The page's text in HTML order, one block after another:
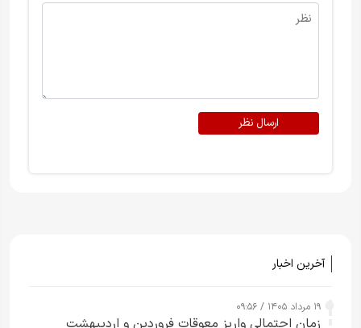
ارسال نظر
آخرین اخبار
۱۹ مرداد ۱۴۰۵ / ۰۹:۵۶
زمان احتمالی واریز معوقات فروردین و اردیبهشت